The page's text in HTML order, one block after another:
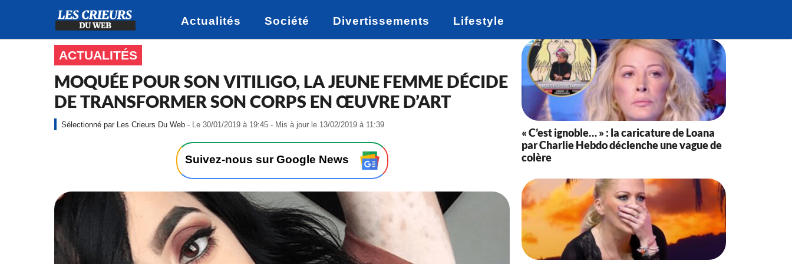
Actualités Société Divertissements Lifestyle
ACTUALITÉS
MOQUÉE POUR SON VITILIGO, LA JEUNE FEMME DÉCIDE
DE TRANSFORMER SON CORPS EN ŒUVRE D’ART
Les Crieurs Du Web - Le 30/01/2019 à 19:45 - Mis à jour le 13/02/2019 à 11:39
e
3
0
0
1
Suivez-nous sur Google News
« C’est ignoble… » : la caricature de Loana
par Charlie Hebdo déclenche une vague de
colère